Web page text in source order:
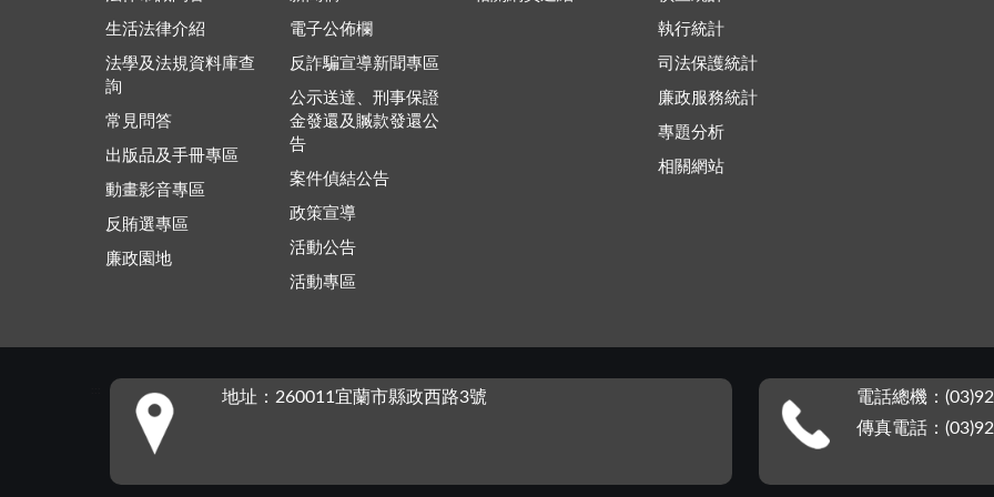
生活法律介紹
法學及法規資料庫查
詢
常見問答
出版品及手冊專區
動畫影音專區
反賄選專區
廉政園地
電子公佈欄
反詐騙宣導新聞專區
公示送達、刑事保證
金發還及贓款發還公
告
案件偵結公告
政策宣導
活動公告
活動專區
執行統計
司法保護統計
廉政服務統計
專題分析
相關網站
地址：260011宜蘭市縣政西路3號
電話總機：
傳真電話：